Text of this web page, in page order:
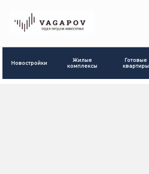
Новостройки
Жилые
комплексы
Готовые
квартиры